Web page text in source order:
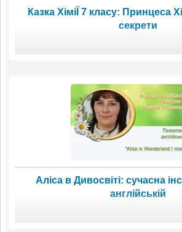
Казка ХіміЇ 7 класу: Принцеса
секрети
Аліса в Дивосвіті: сучасна
англійській